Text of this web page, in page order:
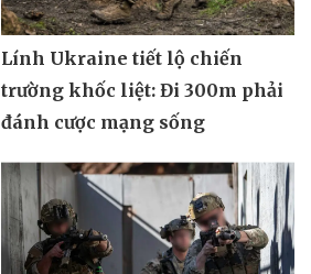
Lính Ukraine tiết lộ chiến
trường khốc liệt: Đi 300m phải
đánh cược mạng sống